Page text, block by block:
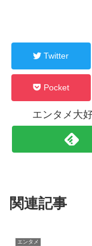
Twitter
Pocket
エンタメ大
関連記事
エンタメ